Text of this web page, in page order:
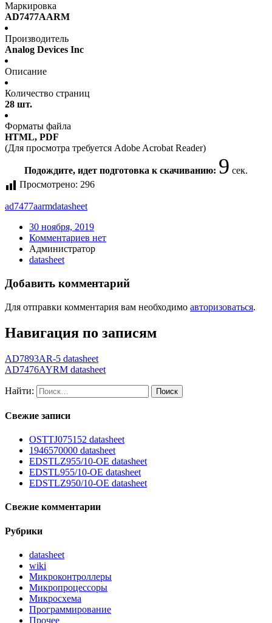
Маркировка
AD7477AARM
Производитель
Analog Devices Inc
Описание
Количество страниц
28 шт.
Форматы файла
HTML, PDF
(Для просмотра требуется Adobe Acrobat Reader)
Подождите, идет подготовка к скачиванию: 9 сек.
Просмотрено: 296
ad7477aarmdatasheet
30 ноября, 2019
Комментариев нет
Администратор
datasheet
Добавить комментарий
Для отправки комментария вам необходимо авторизоваться.
Навигация по записям
AD7893AR-5 datasheet
AD7476AYRM datasheet
Найти:
Свежие записи
OSTTJ075152 datasheet
1946570000 datasheet
EDSTLZ955/10-OE datasheet
EDSTL955/10-OE datasheet
EDSTLZ950/10-OE datasheet
Свежие комментарии
Рубрики
datasheet
wiki
Микроконтроллеры
Микропроцессоры
Микросхема
Программирование
Прочее